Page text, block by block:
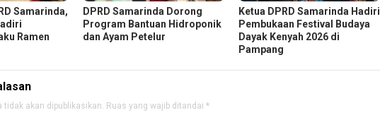
Samarinda,
Ramen
DPRD Samarinda Dorong
Program Bantuan Hidroponik
dan Ayam Petelur
Ketua DPRD Samarinda Hadiri
Pembukaan Festival Budaya
Dayak Kenyah 2026 di
Pampang
tidak akan dipublikasikan. Ruas yang wajib ditandai *